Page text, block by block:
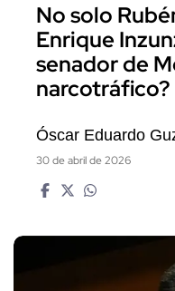
No solo
Enrique
senador de
narcotráfico?
Óscar Eduardo
30 de abril de 2026